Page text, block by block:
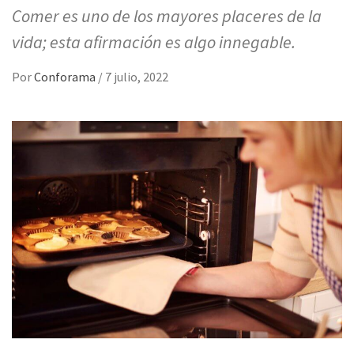
Comer es uno de los mayores placeres de la
vida; esta afirmación es algo innegable.
PorConforama / 7 julio, 2022